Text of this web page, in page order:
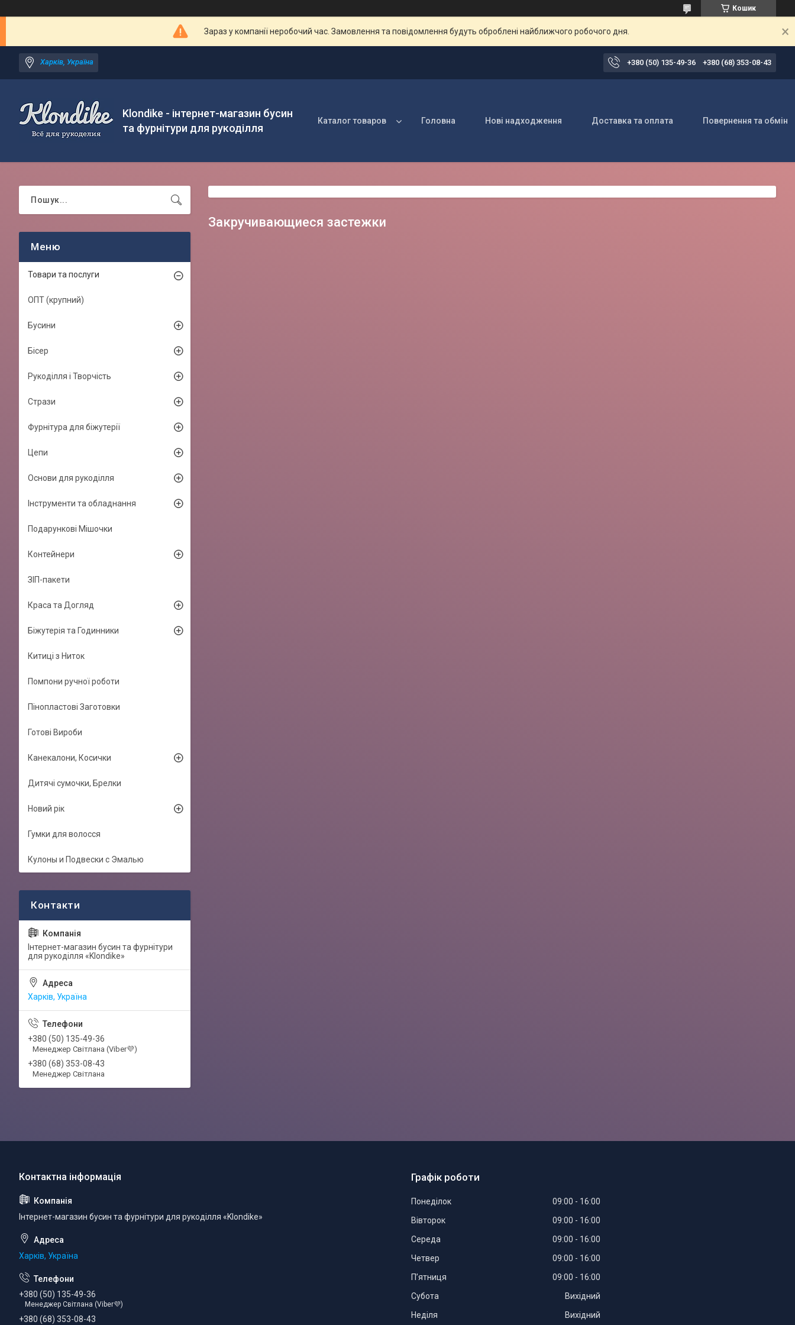
Кошик
Зараз у компанії неробочий час. Замовлення та повідомлення будуть оброблені найближчого робочого дня.
Харків, Україна +380 (50) 135-49-36 +380 (68) 353-08-43
Klondike - інтернет-магазин бусин
та фурнітури для рукоділля
Каталог товаров Головна Нові надходження Доставка та оплата Повернення та обмін
Закручивающиеся застежки
Товари та послуги
ОПТ (крупний)
Бусини
Бісер
Рукоділля і Творчість
Стрази
Фурнітура для біжутерії
Цепи
Основи для рукоділля
Інструменти та обладнання
Подарункові Мішочки
Контейнери
ЗІП-пакети
Краса та Догляд
Біжутерія та Годинники
Китиці з Ниток
Помпони ручної роботи
Пінопластові Заготовки
Готові Вироби
Канекалони, Косички
Дитячі сумочки, Брелки
Новий рік
Гумки для волосся
Кулоны и Подвески с Эмалью
Інтернет-магазин бусин та фурнітури
для рукоділля «Klondike»
Харків, Україна
+380 (50) 135-49-36
Менеджер Світлана (Viber💜)
+380 (68) 353-08-43
Менеджер Світлана
Інтернет-магазин бусин та фурнітури для рукоділля «Klondike»
Харків, Україна
+380 (50) 135-49-36
Менеджер Світлана (Viber💜)
+380 (68) 353-08-43
Графік роботи
Понеділок 09:00
16:00
Вівторок
09:00
16:00
Середа
09:00
16:00
Четвер
09:00
16:00
Пʼятниця
09:00
16:00
Субота
Вихідний
Неділя
Вихідний